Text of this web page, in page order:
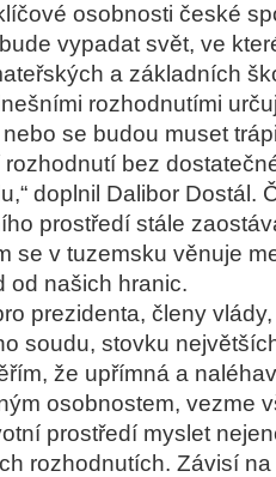
osobnosti české
vypadat svět, ve
a základních
rozhodnutími
se budou muset
bez
doplnil Dalibor Dostál.
prostředí stále
se v tuzemsku věnuje
od našich hranic.
prezidenta, členy
soudu, stovku
že upřímná a
osobnostem, vezme
prostředí myslet
rozhodnutích. Závisí